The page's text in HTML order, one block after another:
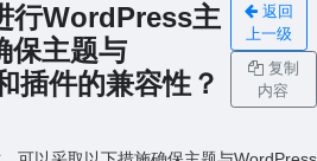
⾏WordPress主
保主题与
插件的兼容性？
返回
上一级
复制
内容